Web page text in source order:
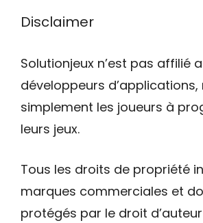
Disclaimer
Solutionjeux n’est pas affilié
développeurs
simplement les joueurs à
leurs jeux.
Tous les droits de propriété
marques commerciales et
protégés par le droit d’auteur